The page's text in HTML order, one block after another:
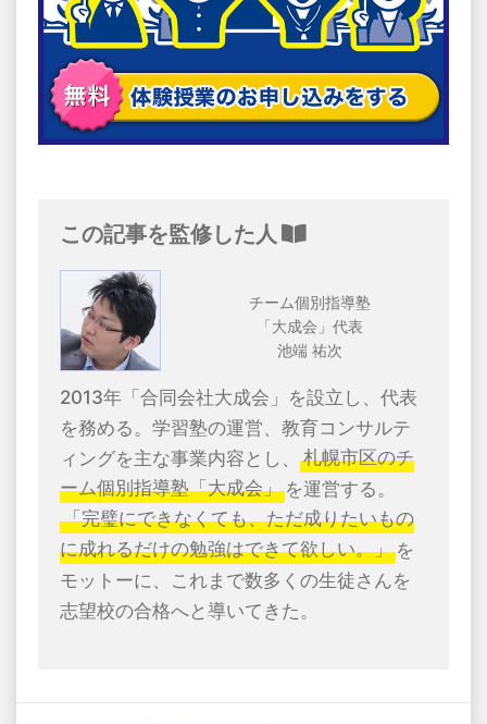
この記事を監修した人
チーム個別指導塾
「大成会」代表
池端 祐次
2013年「合同会社大成会」を設立し、代表
を務める。学習塾の運営、教育コンサルテ
ィングを主な事業内容とし、
札幌市区のチ
ーム個別指導塾「大成会」 を運営する。
「完璧にできなくても、ただ成りたいもの
に成れるだけの勉強はできて欲しい。」 を
モットーに、これまで数多くの生徒さんを
志望校の合格へと導いてきた。